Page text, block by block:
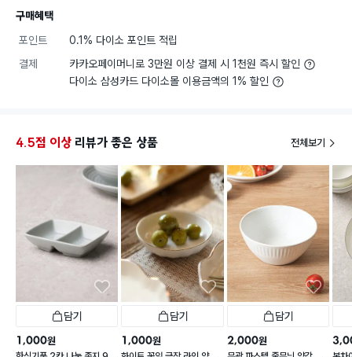
구매혜택
포인트
0.1% 다이소 포인트 적립
결제
카카오페이머니로 3만원 이상 결제 시 1천원 즉시 할인
다이소 삼성카드 다이소몰 이용금액의 1% 할인
4.5점 이상 리뷰가 좋은 상품 전체보기
담기
1,000원
담기
1,000원
담기
2,000원